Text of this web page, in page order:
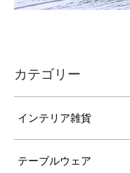
カテゴリー
インテリア雑貨
テーブルウェア